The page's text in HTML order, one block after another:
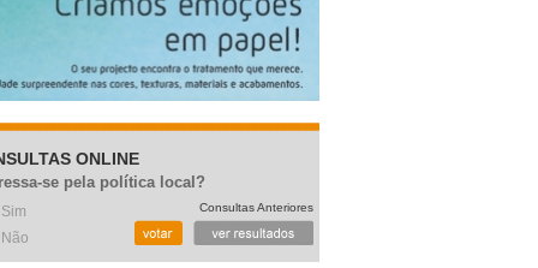
ONLINE
se pela política local?
Sim
Não
Consultas Anteriores